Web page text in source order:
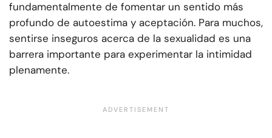
fundamentalmente de fomentar un sentido más
profundo de autoestima y aceptación. Para muchos,
sentirse inseguros acerca de la sexualidad es una
barrera importante para experimentar la intimidad
plenamente.